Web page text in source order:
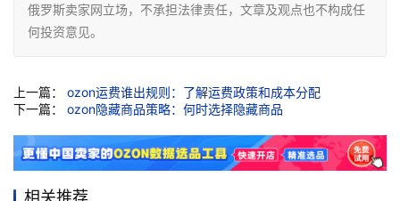
俄罗斯卖家网立场，不承担法律责任，文章及观点也不构成任
何投资意见。
上一篇： ozon运费谁出规则：了解运费政策和成本分配
下一篇： ozon隐藏商品策略：何时选择隐藏商品